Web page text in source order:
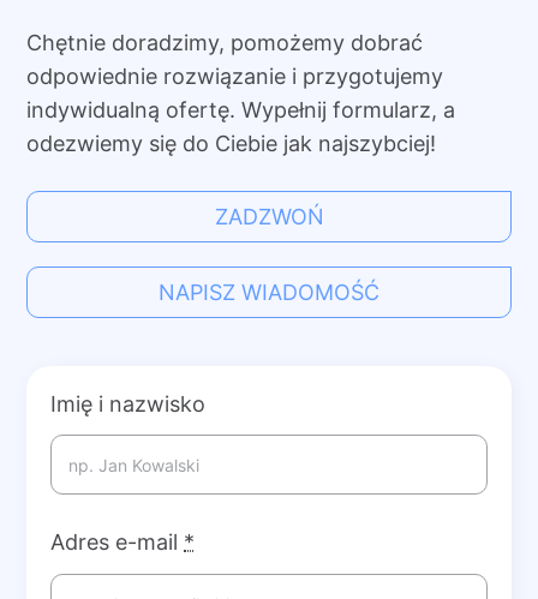
Chętnie doradzimy, pomożemy dobrać
odpowiednie rozwiązanie i przygotujemy
indywidualną ofertę. Wypełnij formularz, a
odezwiemy się do Ciebie jak najszybciej!
ZADZWOŃ
NAPISZ WIADOMOŚĆ
Imię i nazwisko
Adres e-mail *